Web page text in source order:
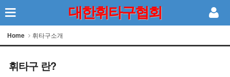
대한휘타구협회
Home 휘타구소개
휘타구 란?
Sketchbook5, 스케치북5